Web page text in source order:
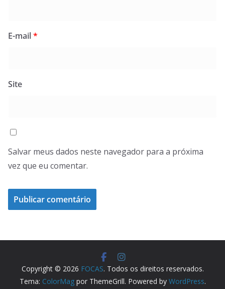
E-mail*
Site
Salvar meus dados neste navegador para a próxima
vez que eu comentar.
Copyright © 2026 FOCAS. Todos os direitos reservados.
Tema: ColorMagpor ThemeGrill. Powered by WordPress.